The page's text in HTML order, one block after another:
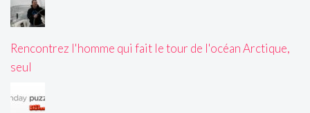
Rencontrez l'homme qui fait le tour de l'océan Arctique,
seul